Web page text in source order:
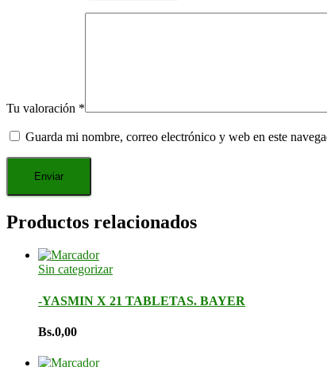
Tu valoración *
Guarda mi nombre, correo electrónico y web en este
Productos relacionados
Sin categorizar
-YASMIN X 21 TABLETAS. BAYER
Bs.0,00